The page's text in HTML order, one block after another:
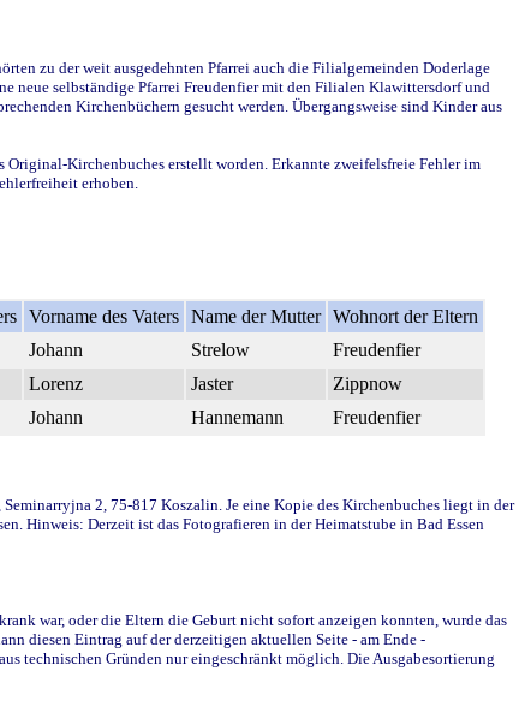
zu der weit ausgedehnten Pfarrei auch die Filialgemeinden Doderlage
neue selbständige Pfarrei Freudenfier mit den Filialen Klawittersdorf und
Kirchenbüchern gesucht werden. Übergangsweise sind Kinder aus
Kirchenbuches erstellt worden. Erkannte zweifelsfreie Fehler im
erhoben.
Vorname des Vaters Name der Mutter Wohnort der Eltern
Johann Strelow
Freudenfier
Lorenz Jaster
Zippnow
Johann Hannemann Freudenfier
2, 75-817 Koszalin. Je eine Kopie des Kirchenbuches liegt in der
Hinweis: Derzeit ist das Fotografieren in der Heimatstube in Bad Essen
war, oder die Eltern die Geburt nicht sofort anzeigen konnten, wurde das
diesen Eintrag auf der derzeitigen aktuellen Seite - am Ende -
technischen Gründen nur eingeschränkt möglich. Die Ausgabesortierung